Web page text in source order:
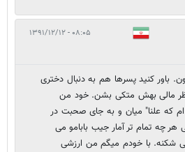
۰۸:۰۵ - ۱۳۹۱/۱۲/۱۲
باور کنید پسرها هم به دنبال دختری
مالی بهش متکی بشن. خود من
ام که علنا" میان و به جای صحبت در
هر چه تمام تر آمار جیب بابامو می
شکنه. با خودم میگم من ارزشی